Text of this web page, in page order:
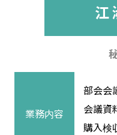
江
業務内容
部会会
会議資
購入検